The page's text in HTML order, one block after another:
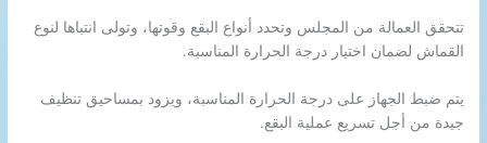
تتحقق العمالة من المجلس وتحدد أنواع البقع وقوتها، وتولى انتباها لنوع
القماش لضمان اختيار درجة الحرارة المناسبة.
يتم ضبط الجهاز على درجة الحرارة المناسبة، ويزود بمساحيق تنظيف
جيدة من أجل تسريع عملية البقع.